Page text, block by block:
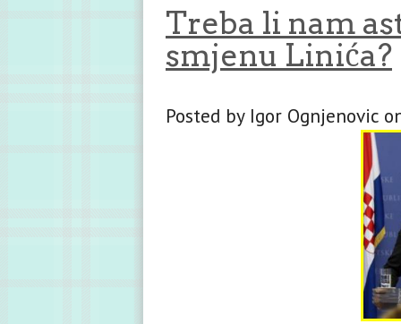
Treba li nam
smjenu Linića?
Posted by Igor Ognjenovic